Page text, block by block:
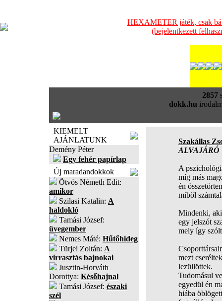
HEXAMETER játék, csak
(bejelentkezett
2857
dokk.hu
KIEMELT
AJÁNLATUNK
Demény Péter
Egy fehér papírlap
Új maradandokkok
Ötvös Németh Edit:
amikor
Szilasi Katalin: A
haldokló
Tamási József:
üvegember
Nemes Máté: Hűtőhideg
Türjei Zoltán: A
virrasztás bajnokai
Jusztin-Horváth
Dorottya: Későhajnal
Tamási József: északi
szél
Szakállas
ALVAJÁRÓ
A
míg más
én
miből
Mindenki,
egy jelszót
mely így
mezt
lezüllöttek.
Tudomásul
egyedül én
hiába